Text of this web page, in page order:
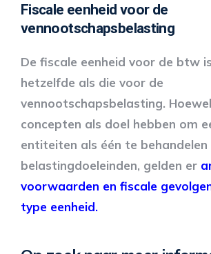
Fiscale eenheid voor de
vennootschapsbelasting
De fiscale eenheid voor de btw
hetzelfde als die voor de
vennootschapsbelasting.
concepten als doel hebben om
entiteiten als één te behandelen
belastingdoeleinden, gelden er
voorwaarden en fiscale
type eenheid.